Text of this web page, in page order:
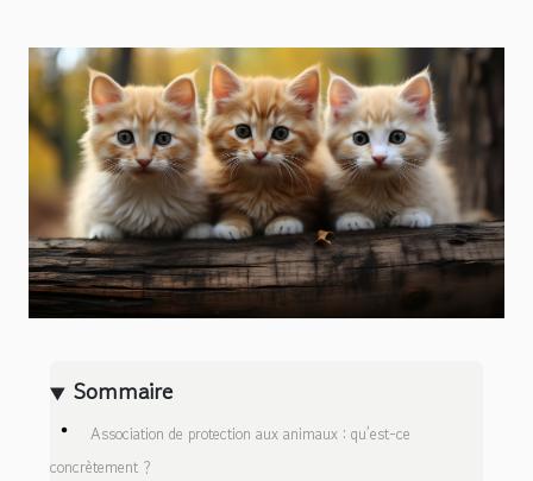
Sommaire
Association de protection aux animaux : qu’est-ce
concrètement ?